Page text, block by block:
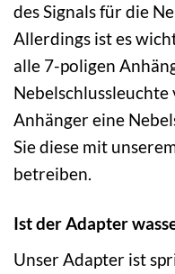
des Signals für die
Allerdings ist es
alle 7-poligen
Anhänger eine
Sie diese mit
betreiben.
Ist der Adapter
Unser Adapter ist